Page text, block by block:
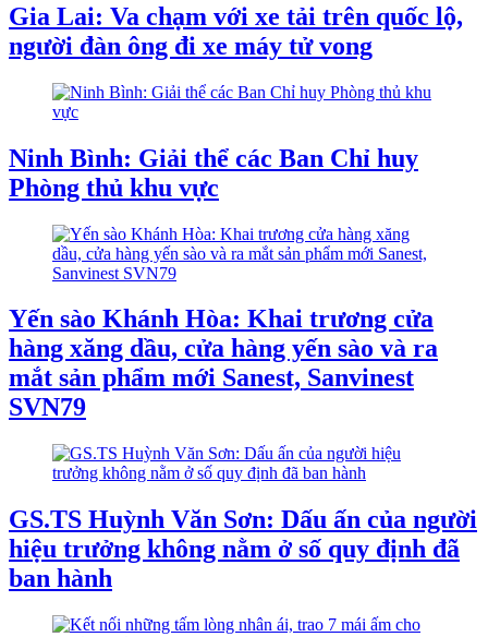
Gia Lai: Va chạm với xe tải trên quốc lộ,
người đàn ông đi xe máy tử vong
Ninh Bình: Giải thể các Ban Chỉ huy
Phòng thủ khu vực
Yến sào Khánh Hòa: Khai trương cửa
hàng xăng dầu, cửa hàng yến sào và ra
mắt sản phẩm mới Sanest, Sanvinest
SVN79
GS.TS Huỳnh Văn Sơn: Dấu ấn của người
hiệu trưởng không nằm ở số quy định đã
ban hành